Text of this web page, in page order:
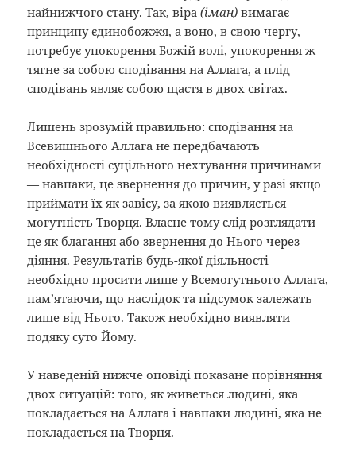
найнижчого стану. Так, віра(іман) вимагає
принципу єдинобожжя, а воно, в свою чергу,
потребує упокорення Божій волі, упокорення ж
тягне за собою сподівання на Аллага, а плід
сподівань являє собою щастя в двох світах.
Лишень зрозумій правильно: сподівання на
Всевишнього Аллага не передбачають
необхідності суцільного нехтування причинами
— навпаки, це звернення до причин, у разі якщо
приймати їх як завісу, за якою виявляється
могутність Творця. Власне тому слід розглядати
це як благання або звернення до Нього через
діяння. Результатів будь-якої діяльності
необхідно просити лише у Всемогутнього Аллага,
пам’ятаючи, що наслідок та підсумок залежать
лише від Нього. Також необхідно виявляти
подяку суто Йому.
У наведеній нижче оповіді показане порівняння
двох ситуацій: того, як живеться людині, яка
покладається на Аллага і навпаки людині, яка не
покладається на Творця.